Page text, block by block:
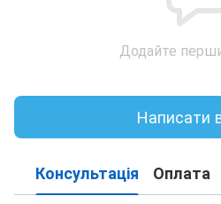
Додайте
Написати
Консультація Оплата